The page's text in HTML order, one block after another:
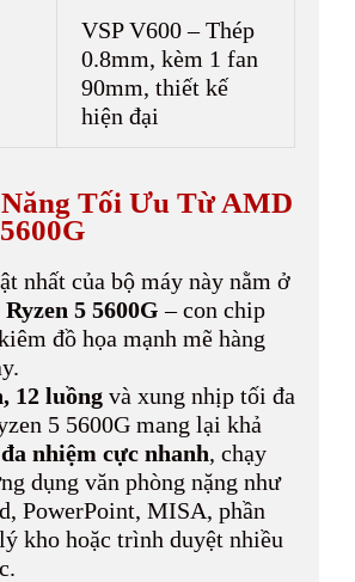
VSP V600 – Thép
0.8mm, kèm 1 fan
90mm, thiết kế
hiện đại
Tối Ưu Từ AMD
nhất của bộ máy này nằm ở
Ryzen 5 5600G – con chip
đồ họa mạnh mẽ hàng
12 luồng và xung nhịp tối đa
5 5600G mang lại khả
nhiệm cực nhanh, chạy
dụng văn phòng nặng như
PowerPoint, MISA, phần
kho hoặc trình duyệt nhiều